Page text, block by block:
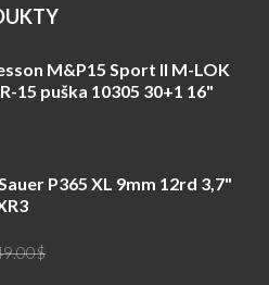
M&P15 Sport II M-LOK
15 puška 10305 30+1 16"
P365 XL 9mm 12rd 3,7"
$